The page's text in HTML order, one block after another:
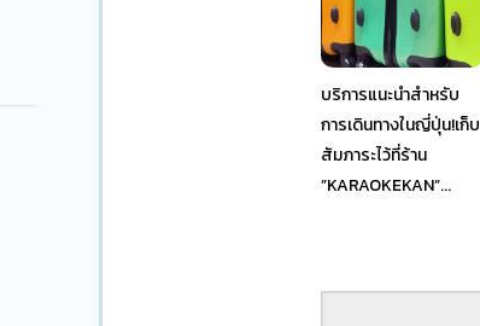
บริการแนะนำสำหรับ
การเดินทางในญี่ปุ่น!เก็บ
สัมภาระไว้ที่ร้าน
”KARAOKEKAN”...